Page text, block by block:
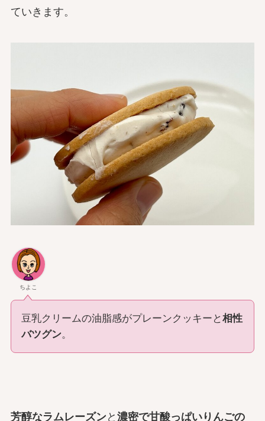
ていきます。
ちよこ
豆乳クリームの油脂感がプレーンクッキーと相性
バツグン。
芳醇なラムレーズンと 濃密で甘酸っぱいりんごの